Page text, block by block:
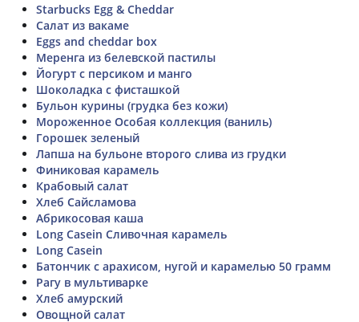
Starbucks Egg & Cheddar
Салат из вакаме
Eggs and cheddar box
Меренга из белевской пастилы
Йогурт с персиком и манго
Шоколадка с фисташкой
Бульон курины (грудка без кожи)
Мороженное Особая коллекция (ваниль)
Горошек зеленый
Лапша на бульоне второго слива из грудки
Финиковая карамель
Крабовый салат
Хлеб Сайсламова
Абрикосовая каша
Long Casein Сливочная карамель
Long Casein
Батончик с арахисом, нугой и карамелью 50 грамм
Рагу в мультиварке
Хлеб амурский
Овощной салат